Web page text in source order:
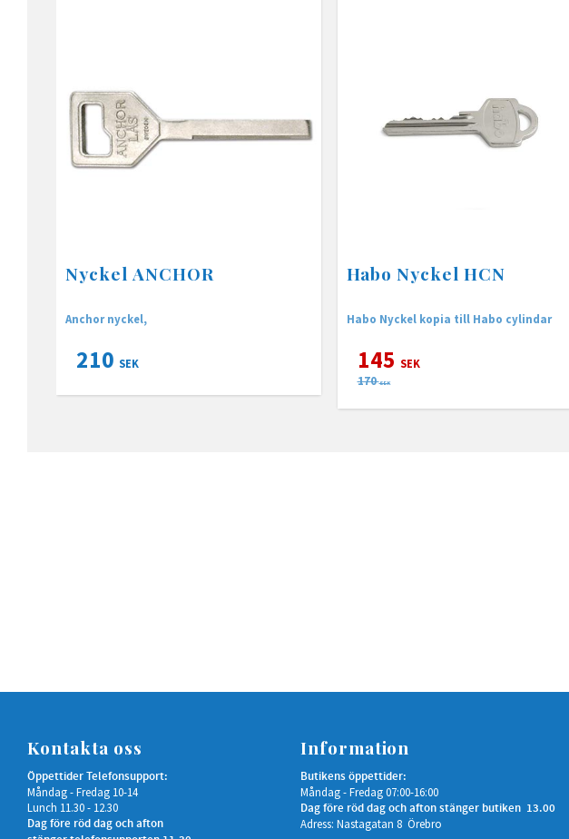
Nyckel ANCHOR
Anchor nyckel,
210 SEK
Habo Nyckel HCN
Habo Nyckel kopia till Habo cylindar
145 SEK
170 SEK
Kontakta oss
Öppettider Telefonsupport:
Måndag - Fredag 10-14
Lunch 11.30 - 12.30
Dag före röd dag och afton
Information
Butikens öppettider:
Måndag - Fredag 07:00-16:00
Dag före röd dag och afton stänger butiken 13.00
Adress: Nastagatan 8 Örebro